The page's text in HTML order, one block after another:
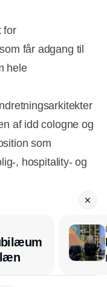
for
får adgang til
hele
af idd cologne og
som
, hospitality- og